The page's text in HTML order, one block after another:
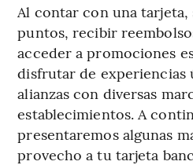
Al contar con una
puntos, recibir
acceder a promociones
disfrutar de experiencias
alianzas con diversas
establecimientos. A
presentaremos algunas
provecho a tu tarjeta